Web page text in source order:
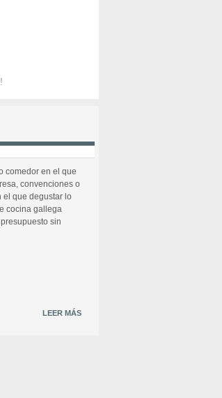
comedor en el que
convenciones o
el que degustar lo
cocina gallega
sin
LEER MÁS